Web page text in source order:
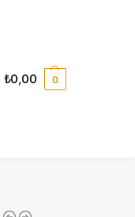
₺0,00 0